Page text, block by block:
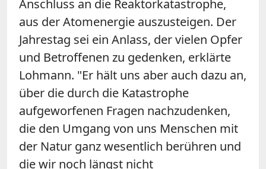
Anschluss an die Reaktorkatastrophe,
aus der Atomenergie auszusteigen. Der
Jahrestag sei ein Anlass, der vielen Opfer
und Betroffenen zu gedenken, erklärte
Lohmann. "Er hält uns aber auch dazu an,
über die durch die Katastrophe
aufgeworfenen Fragen nachzudenken,
die den Umgang von uns Menschen mit
der Natur ganz wesentlich berühren und
die wir noch längst nicht